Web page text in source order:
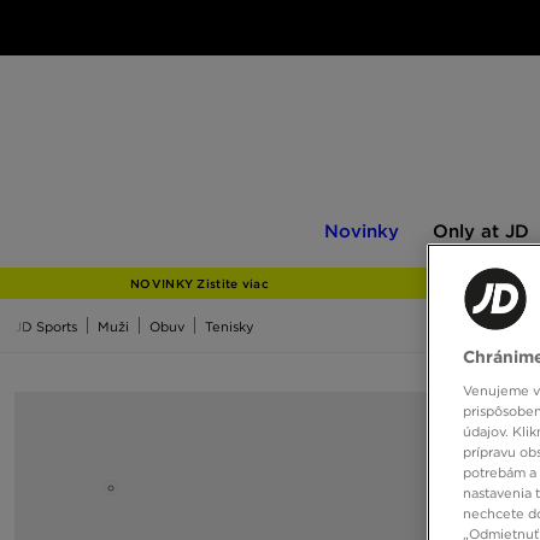
Novinky
at
JD
Only at JD
NOVINKY Zistite viac
JD Sports Muži Obuv Tenisky
Venujeme
údajov.
prípravu
potrebám
nastavenia
nechcete